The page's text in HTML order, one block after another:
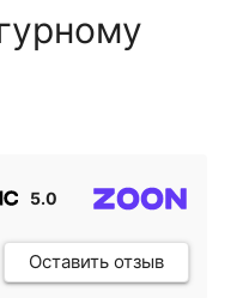
5.0
Оставить отзыв